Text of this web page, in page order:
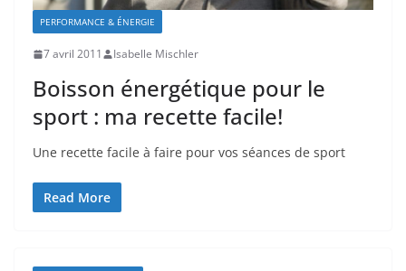
PERFORMANCE & ÉNERGIE
7 avril 2011 Isabelle Mischler
Boisson énergétique pour le
sport : ma recette facile!
Une recette facile à faire pour vos séances de sport
Read More